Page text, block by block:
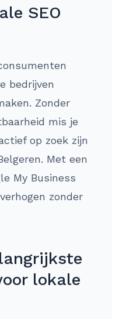
SEO
bedrijven
Zonder
mis je
op zoek zijn
Met een
My Business
zonder
lokale